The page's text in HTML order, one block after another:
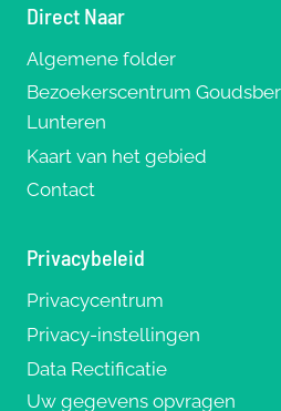
Direct Naar
Algemene folder
Bezoekerscentrum
Lunteren
Kaart van het gebied
Contact
Privacybeleid
Privacycentrum
Privacy-instellingen
Data Rectificatie
Uw gegevens opvragen